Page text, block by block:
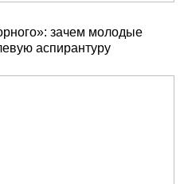
зачем молодые
аспирантуру